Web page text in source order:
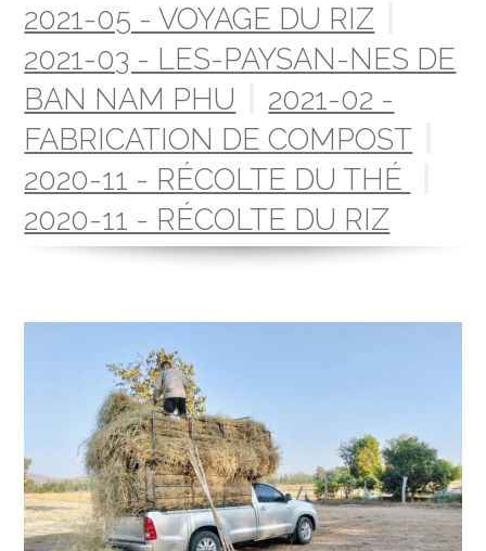
2021-05 - VOYAGE DU RIZ
2021-03 - LES-PAYSAN-NES DE
BAN NAM PHU
2021-02 -
FABRICATION DE COMPOST
2020-11 - RÉCOLTE DU THÉ
2020-11 - RÉCOLTE DU RIZ